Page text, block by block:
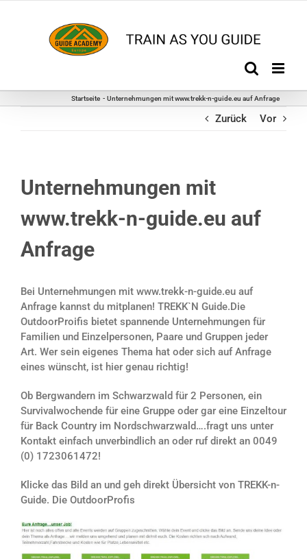
Startseite Unternehmungen mit www.trekk-n-guide.eu auf Anfrage
Zurück Vor
Unternehmungen mit
www.trekk-n-guide.eu auf
Anfrage
Bei Unternehmungen mit www.trekk-n-guide.eu auf
Anfrage kannst du mitplanen! TREKK`N Guide.Die
OutdoorProifis bietet spannende Unternehmungen für
Familien und Einzelpersonen, Paare und Gruppen jeder
Art. Wer sein eigenes Thema hat oder sich auf Anfrage
eines wünscht, ist hier genau richtig!
Ob Bergwandern im Schwarzwald für 2 Personen, ein
Survivalwochende für eine Gruppe oder gar eine Einzeltour
für Back Country im Nordschwarzwald….fragt uns unter
Kontakt einfach unverbindlich an oder ruf direkt an 0049
(0) 1723061472!
Klicke das Bild an und geh direkt Übersicht von TREKK-n-
Guide. Die OutdoorProfis